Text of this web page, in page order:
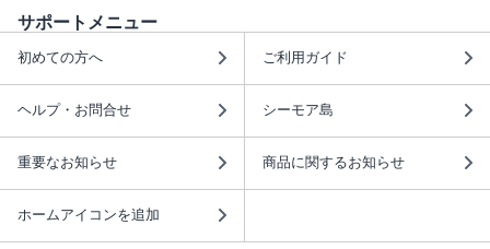
サポートメニュー
初めての方へ ご利用ガイド
ヘルプ・お問合せ シーモア島
重要なお知らせ 商品に関するお知らせ
ホームアイコンを追加